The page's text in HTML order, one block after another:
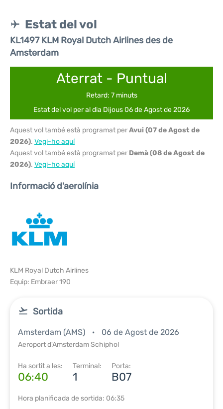
Estat del vol
KL1497 KLM Royal Dutch Airlines des de
Amsterdam
Aterrat - Puntual
Retard: 7 minuts
Estat del vol per al dia Dijous 06 de Agost de 2026
Aquest vol també està programat perAvui (07 de Agost de
2026). Vegi-ho aquí
Aquest vol també està programat per Demà (08 de Agost de
2026). Vegi-ho aquí
Informació d'aerolínia
KLM Royal Dutch Airlines
Equip: Embraer 190
Sortida
Amsterdam (AMS) 06 de Agost de 2026
Aeroport d'Amsterdam Schiphol
Ha sortit a les:
06:40
Terminal:
1
Porta:
B07
Hora planificada de sortida: 06:35